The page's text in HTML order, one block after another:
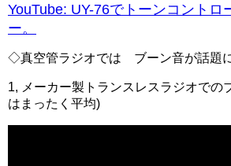
YouTube: UY-76でトーンコントロ
ー。
◇真空管ラジオでは ブーン音が話題に
1, メーカー製トランスレスラジオでの
はまったく平均)